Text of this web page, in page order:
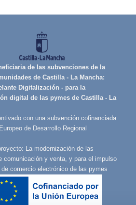
era:
es:
de las subvenciones de la
de Castilla - La Mancha:
Digitalización - para la
digital de las pymes de Castilla - La
con una subvención cofinanciada
de Desarrollo Regional
La modernización de las
comunicación y venta, y para el impulso
comercio electrónico de las pymes